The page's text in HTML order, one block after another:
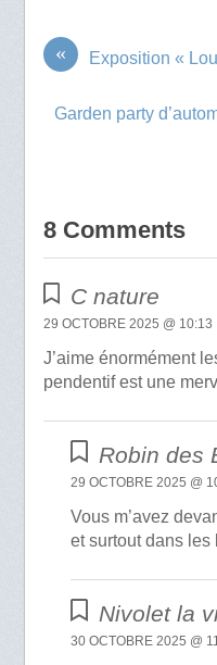
« Exposition «
Garden party
8 Comments
C nature
29 OCTOBRE 2025 @ 10:13
J’aime énormément
pendentif est une
Robin des
29 OCTOBRE 2025 @
Vous m’avez
et surtout dans les
Nivolet la
30 OCTOBRE 2025 @